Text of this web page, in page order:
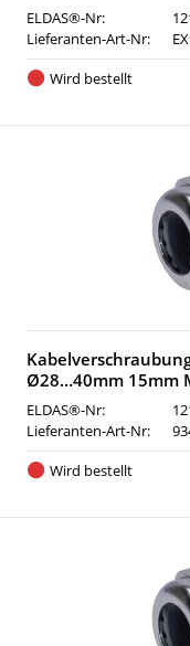
ELDAS®-Nr:
Lieferanten-Art-Nr:
Wird bestellt
Ø28…40mm 15mm
ELDAS®-Nr:
Lieferanten-Art-Nr:
Wird bestellt